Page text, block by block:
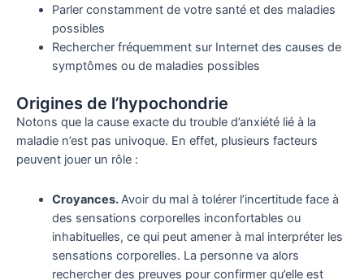
Parler constamment de votre santé et des maladies
possibles
Rechercher fréquemment sur Internet des causes de
symptômes ou de maladies possibles
Origines de l’hypochondrie
Notons que la cause exacte du trouble d’anxiété lié à la
maladie n’est pas univoque. En effet, plusieurs facteurs
peuvent jouer un rôle :
Croyances.Avoir du mal à tolérer l’incertitude face à
des sensations corporelles inconfortables ou
inhabituelles, ce qui peut amener à mal interpréter les
sensations corporelles. La personne va alors
rechercher des preuves pour confirmer qu’elle est